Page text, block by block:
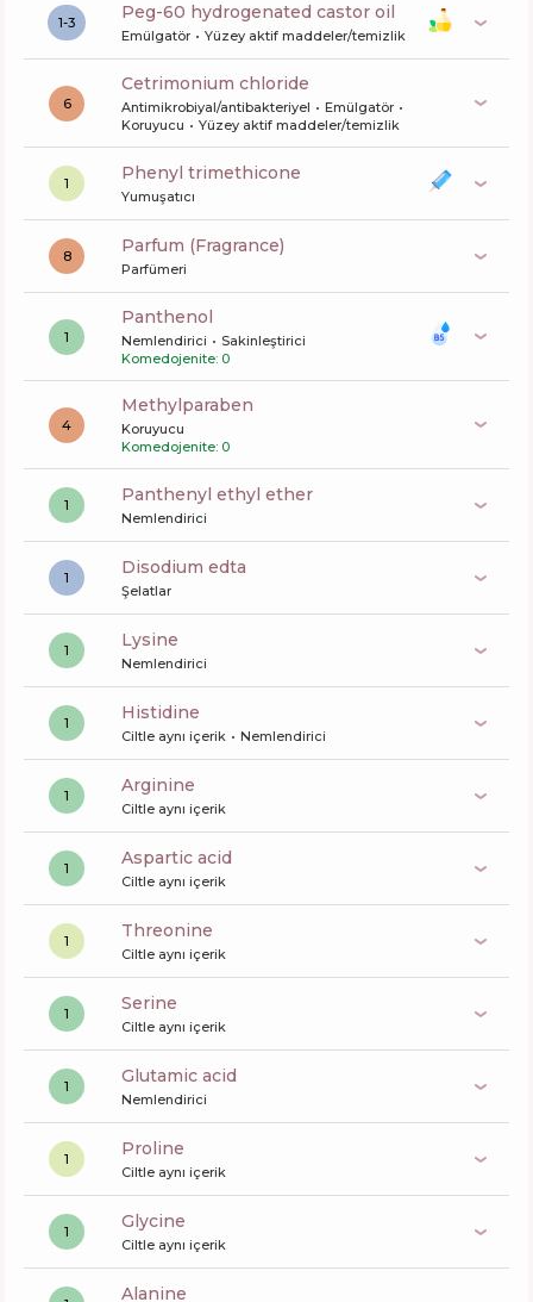
1-3 peg-60 hydrogenated castor oil
Emülgatör Yüzey aktif maddeler/temizlik
6
cetrimonium chloride
Antimikrobiyal/antibakteriyel
Emülgatör
Koruyucu
Yüzey aktif maddeler/temizlik
1 phenyl trimethicone
Yumuşatıcı
8 Parfum (Fragrance)
Parfümeri
1
panthenol
Nemlendirici
Sakinleştirici
Komedojenite: 0
4
methylparaben
Koruyucu
Komedojenite: 0
1 panthenyl ethyl ether
Nemlendirici
1 disodium edta
Şelatlar
1 lysine
Nemlendirici
1 histidine
Ciltle aynı içerik Nemlendirici
1 arginine
Ciltle aynı içerik
1 aspartic acid
Ciltle aynı içerik
1 Threonine
Ciltle aynı içerik
1 serine
Ciltle aynı içerik
1 glutamic acid
Nemlendirici
1 proline
Ciltle aynı içerik
1 glycine
Ciltle aynı içerik
alanine